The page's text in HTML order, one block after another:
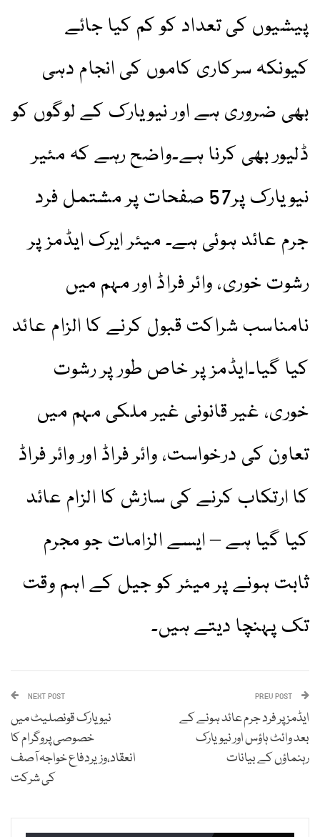
پیشیوں کی تعداد کو کم کیا جائے
کیونکہ سرکاری کاموں کی انجام دہی
بھی ضروری ہے اور نیویارک کے لوگوں کو
ڈلیور بھی کرنا ہے۔واضح رہے کہ مئیر
نیویارک پر57 صفحات پر مشتمل فرد
جرم عائد ہوئی ہے۔ میئر ایرک ایڈمز پر
رشوت خوری، وائر فراڈ اور مہم میں
نامناسب شراکت قبول کرنے کا الزام عائد
کیا گیا۔ایڈمز پر خاص طور پر رشوت
خوری، غیر قانونی غیر ملکی مہم میں
تعاون کی درخواست، وائر فراڈ اور وائر فراڈ
کا ارتکاب کرنے کی سازش کا الزام عائد
کیا گیا ہے – ایسے الزامات جو مجرم
ثابت ہونے پر میئر کو جیل کے اہم وقت
تک پہنچا دیتے ہیں۔
ایڈمز پر فرد جرم عائد ہونے کے
بعد وائٹ ہاؤس اور نیویارک
رہنماؤں کے بیانات
NEXT POST
نیو یارک قونصلیٹ میں
خصوصی پروگرام کا
انعقاد،وزیردفاع خواجہ آصف
کی شرکت